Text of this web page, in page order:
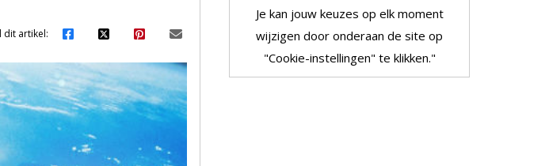
dit artikel:
Je kan jouw keuzes op elk moment
wijzigen door onderaan de site op
"Cookie-instellingen" te klikken."